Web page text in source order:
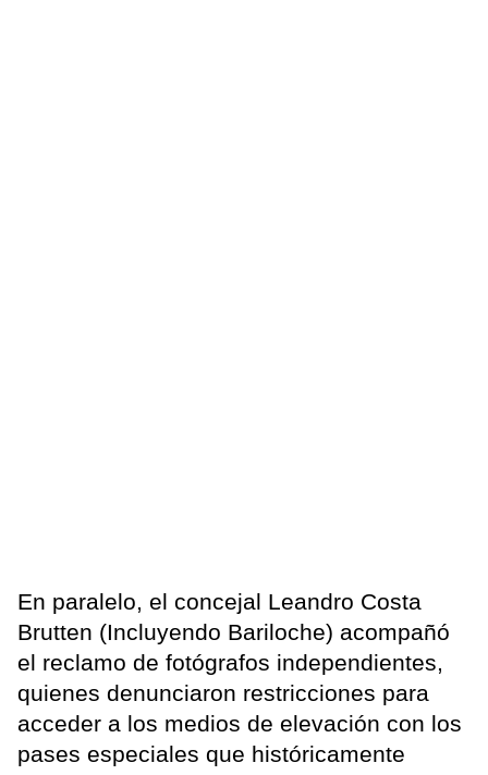
En paralelo, el concejal Leandro Costa
Brutten (Incluyendo Bariloche) acompañó
el reclamo de fotógrafos independientes,
quienes denunciaron restricciones para
acceder a los medios de elevación con los
pases especiales que históricamente